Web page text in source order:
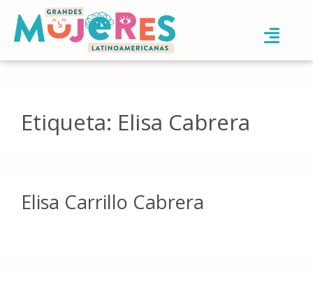
Etiqueta: Elisa Cabrera
Elisa Carrillo Cabrera